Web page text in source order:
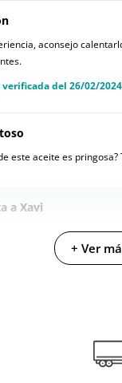
aconsejo
verificada del 26/02/2024
este aceite es
a Xavi
es a la vez aceite y
+ Ver